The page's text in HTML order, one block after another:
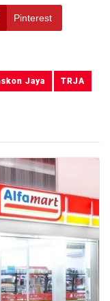
Pinterest
Jaya TRJA